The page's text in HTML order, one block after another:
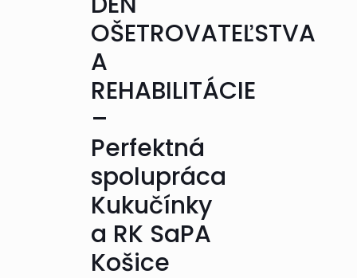
OŠETROVATEĽSTVA
A
REHABILITÁCIE
–
Perfektná
spolupráca
Kukučínky
a RK SaPA
Košice